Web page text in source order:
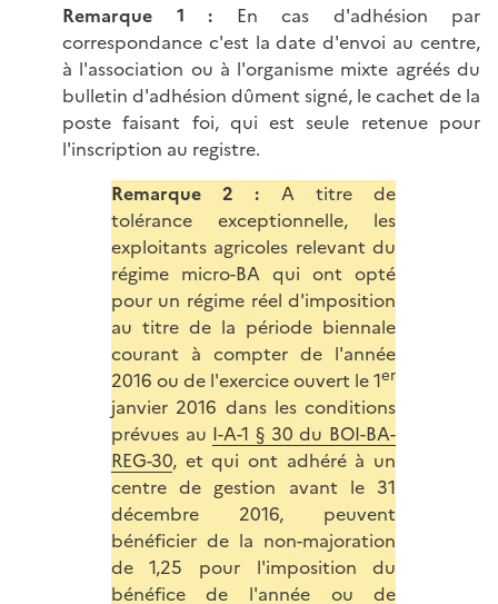
Remarque 1 : En cas d'adhésion par
correspondance c'est la date d'envoi au centre,
à l'association ou à l'organisme mixte agréés du
bulletin d'adhésion dûment signé, le cachet de la
poste faisant foi, qui est seule retenue pour
l'inscription au registre.
Remarque 2 : A titre de
tolérance exceptionnelle, les
exploitants agricoles relevant du
régime micro-BA qui ont opté
pour un régime réel d'imposition
au titre de la période biennale
courant à compter de l'année
2016 ou de l'exercice ouvert le 1er
janvier 2016 dans les conditions
prévues au I-A-1 § 30 du BOI-BA-
REG-30, et qui ont adhéré à un
centre de gestion avant le 31
décembre 2016, peuvent
bénéficier de la non-majoration
de 1,25 pour l'imposition du
bénéfice de l'année ou de